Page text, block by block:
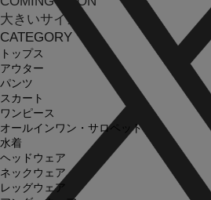
大きいサイズ
CATEGORY
トップス
アウター
パンツ
スカート
ワンピース
オールインワン・サロペット
水着
ヘッドウェア
ネックウェア
レッグウェア